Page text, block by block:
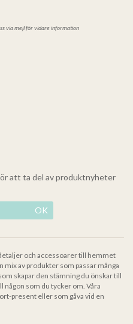
via mejl för vidare information
att ta del av produktnyheter
OK
och accessoarer till hemmet
mix av produkter som passar många
skapar den stämning du önskar till
någon som du tycker om. Våra
present eller som gåva vid en